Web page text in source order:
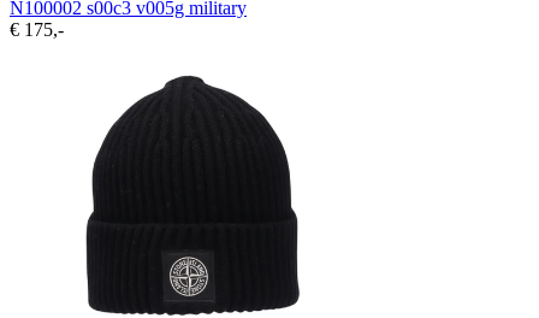
N100002 s00c3 v005g military
€ 175,-